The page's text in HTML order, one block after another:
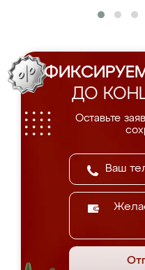
ДО
Оставьте